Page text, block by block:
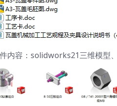
内容：solidworks21三维模型